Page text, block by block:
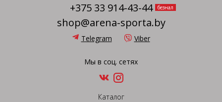
+375 33 914-43-44
безнал
shop@arena-sporta.by
Telegram Viber
Мы в соц. сетях
Каталог